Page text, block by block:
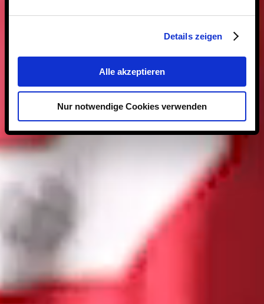
Details zeigen
Alle akzeptieren
Nur notwendige Cookies verwenden